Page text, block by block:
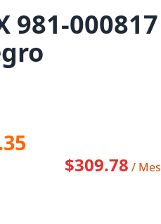
981-000817
$309.78 / Mes